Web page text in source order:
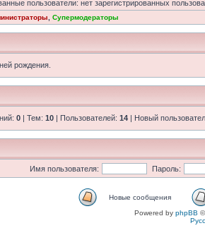
пользователи: нет зарегистрированных
Супермодераторы
рождения.
0 | Тем: 10 | Пользователей: 14 | Новый
Имя пользователя: Пароль:
Новые сообщения
Powered by phpBB